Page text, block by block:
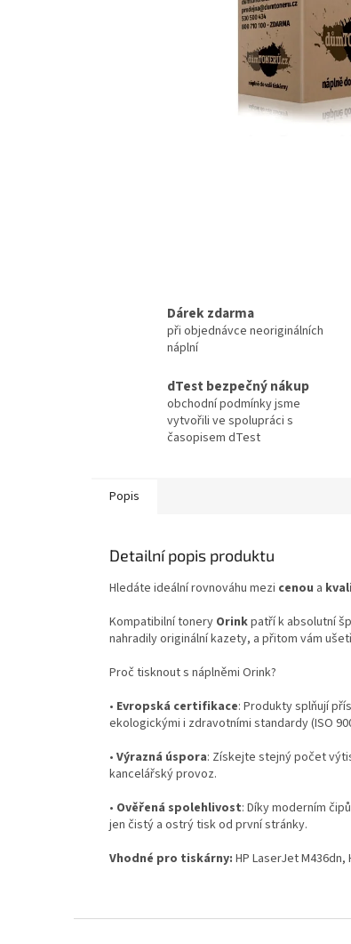
Dárek zdarma
při objednávce neoriginálních
náplní
dTest bezpečný nákup
obchodní podmínky jsme
vytvořili ve spolupráci s
časopisem dTest
Popis
Detailní popis produktu
Hledáte ideální rovnováhu mezi cenou a
Kompatibilní tonery Orinkpatří k absolutní
nahradily originální kazety, a přitom vám
Proč tisknout s náplněmi Orink?
• Evropská certifikace: Produkty splňují
ekologickými i zdravotními standardy (ISO
• Výrazná úspora: Získejte stejný počet
kancelářský provoz.
• Ověřená spolehlivost: Díky moderním
jen čistý a ostrý tisk od první stránky.
Vhodné pro tiskárny: HP LaserJet M436dn,